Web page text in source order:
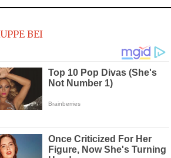
BEI